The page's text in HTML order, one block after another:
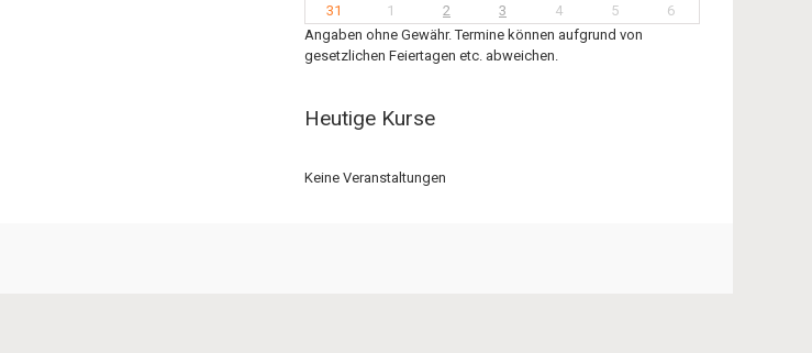
31
1 2 3 4 5
6
Angaben ohne Gewähr. Termine können aufgrund von
gesetzlichen Feiertagen etc. abweichen.
Heutige Kurse
Keine Veranstaltungen